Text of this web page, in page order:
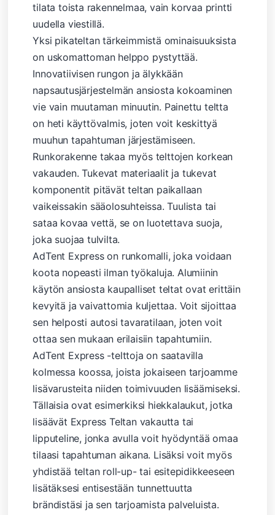
tilata toista rakennelmaa, vain korvaa printti
uudella viestillä.
Yksi pikateltan tärkeimmistä ominaisuuksista
on uskomattoman helppo pystyttää.
Innovatiivisen rungon ja älykkään
napsautusjärjestelmän ansiosta kokoaminen
vie vain muutaman minuutin. Painettu teltta
on heti käyttövalmis, joten voit keskittyä
muuhun tapahtuman järjestämiseen.
Runkorakenne takaa myös telttojen korkean
vakauden. Tukevat materiaalit ja tukevat
komponentit pitävät teltan paikallaan
vaikeissakin sääolosuhteissa. Tuulista tai
sataa kovaa vettä, se on luotettava suoja,
joka suojaa tulvilta.
AdTent Express on runkomalli, joka voidaan
koota nopeasti ilman työkaluja. Alumiinin
käytön ansiosta kaupalliset teltat ovat erittäin
kevyitä ja vaivattomia kuljettaa. Voit sijoittaa
sen helposti autosi tavaratilaan, joten voit
ottaa sen mukaan erilaisiin tapahtumiin.
AdTent Express -telttoja on saatavilla
kolmessa koossa, joista jokaiseen tarjoamme
lisävarusteita niiden toimivuuden lisäämiseksi.
Tällaisia ​​ovat esimerkiksi hiekkalaukut, jotka
lisäävät Express Teltan vakautta tai
lipputeline, jonka avulla voit hyödyntää omaa
tilaasi tapahtuman aikana. Lisäksi voit myös
yhdistää teltan roll-up- tai esitepidikkeeseen
lisätäksesi entisestään tunnettuutta
brändistäsi ja sen tarjoamista palveluista.